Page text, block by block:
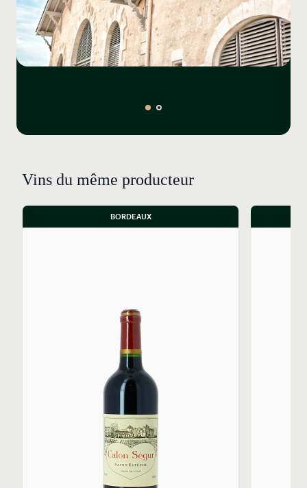
Vins du même producteur
BORDEAUX